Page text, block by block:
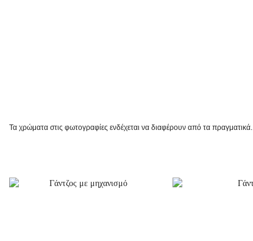
Τα χρώματα στις φωτογραφίες ενδέχεται να διαφέρουν από τα πραγματικά.